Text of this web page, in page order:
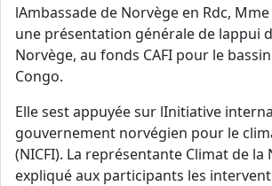
lAmbassade de Norvège en Rdc,
une présentation générale de lappui
Norvège, au fonds CAFI pour le
Congo.
Elle sest appuyée sur lInitiative
gouvernement norvégien pour le
(NICFI). La représentante Climat de la
expliqué aux participants les